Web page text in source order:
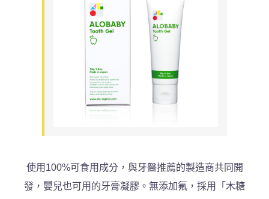
使用100%可食用成分，與牙醫推薦的製造商共同開
發， 嬰兒也可用的牙膏凝膠。無添加氟，採用「木糖